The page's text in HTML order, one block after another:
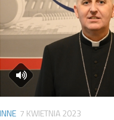
INNE 7 KWIETNIA 2023